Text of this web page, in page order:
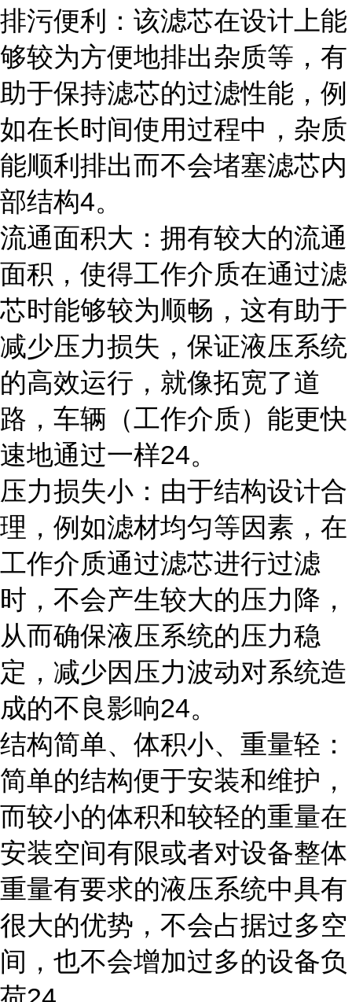
排污便利：该滤芯在设计上能
够较为方便地排出杂质等，有
助于保持滤芯的过滤性能，例
如在长时间使用过程中，杂质
能顺利排出而不会堵塞滤芯内
部结构4。
流通面积大：拥有较大的流通
面积，使得工作介质在通过滤
芯时能够较为顺畅，这有助于
减少压力损失，保证液压系统
的高效运行，就像拓宽了道
路，车辆（工作介质）能更快
速地通过一样24。
压力损失小：由于结构设计合
理，例如滤材均匀等因素，在
工作介质通过滤芯进行过滤
时，不会产生较大的压力降，
从而确保液压系统的压力稳
定，减少因压力波动对系统造
成的不良影响24。
结构简单、体积小、重量轻：
简单的结构便于安装和维护，
而较小的体积和较轻的重量在
安装空间有限或者对设备整体
重量有要求的液压系统中具有
很大的优势，不会占据过多空
间，也不会增加过多的设备负